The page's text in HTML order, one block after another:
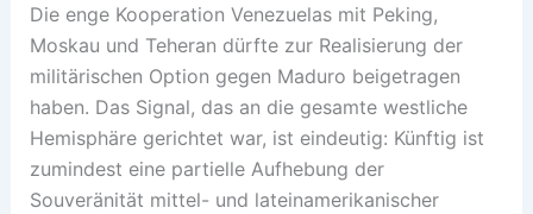
Die enge Kooperation Venezuelas mit Peking,
Moskau und Teheran dürfte zur Realisierung der
militärischen Option gegen Maduro beigetragen
haben. Das Signal, das an die gesamte westliche
Hemisphäre gerichtet war, ist eindeutig: Künftig ist
zumindest eine partielle Aufhebung der
Souveränität mittel- und lateinamerikanischer